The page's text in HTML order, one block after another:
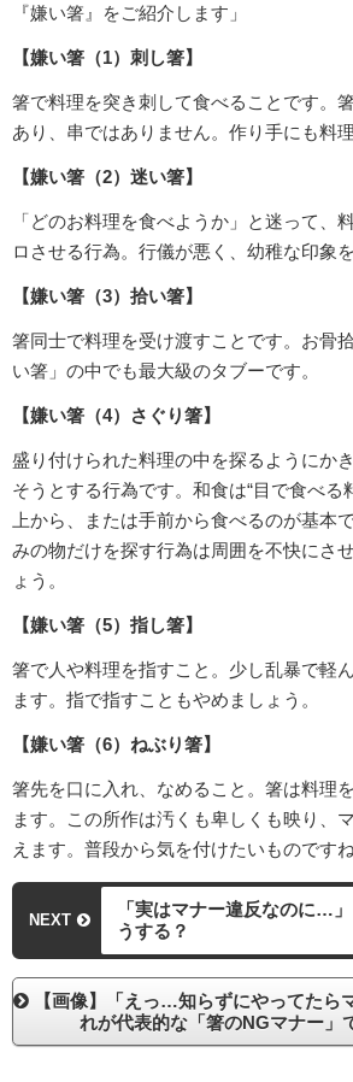
『嫌い箸』をご紹介します」
【嫌い箸（1）刺し箸】
箸で料理を突き刺して食べることです。
あり、串ではありません。作り手にも料
【嫌い箸（2）迷い箸】
「どのお料理を食べようか」と迷って、
ロさせる行為。行儀が悪く、幼稚な印象を
【嫌い箸（3）拾い箸】
箸同士で料理を受け渡すことです。お骨
い箸」の中でも最大級のタブーです。
【嫌い箸（4）さぐり箸】
盛り付けられた料理の中を探るようにか
そうとする行為です。和食は“目で食べる
上から、または手前から食べるのが基本
みの物だけを探す行為は周囲を不快にさ
ょう。
【嫌い箸（5）指し箸】
箸で人や料理を指すこと。少し乱暴で軽
ます。指で指すこともやめましょう。
【嫌い箸（6）ねぶり箸】
箸先を口に入れ、なめること。箸は料理
ます。この所作は汚くも卑しくも映り、
えます。普段から気を付けたいものですね
NEXT
「実はマナー違反なのに…
うする？
【画像】「えっ…知らずにやってたら
れが代表的な「箸のNGマナー」